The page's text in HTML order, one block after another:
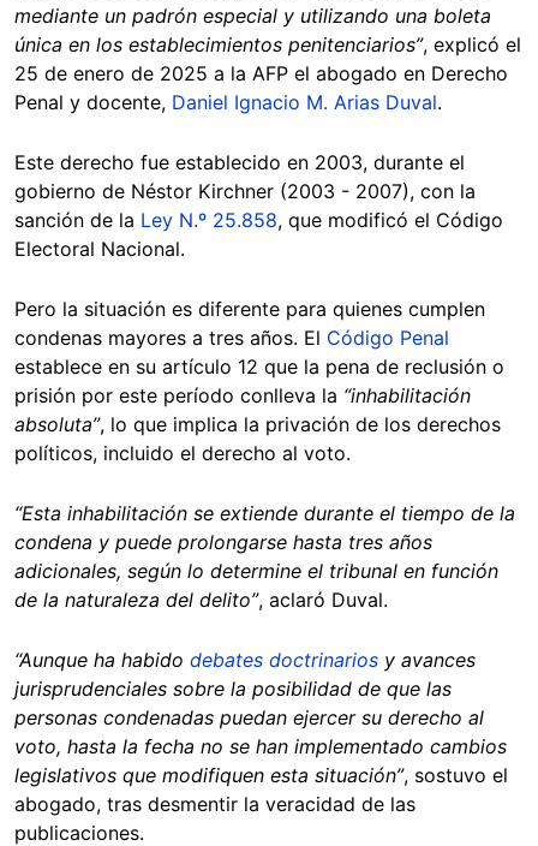
mediante un padrón especial y utilizando una boleta
única en los establecimientos penitenciarios”, explicó el
25 de enero de 2025 a la AFP el abogado en Derecho
Penal y docente, Daniel Ignacio M. Arias Duval.
Este derecho fue establecido en 2003, durante el
gobierno de Néstor Kirchner (2003 - 2007), con la
sanción de la Ley N.º 25.858, que modificó el Código
Electoral Nacional.
Pero la situación es diferente para quienes cumplen
condenas mayores a tres años. El Código Penal
establece en su artículo 12 que la pena de reclusión o
prisión por este período conlleva la “inhabilitación
absoluta”, lo que implica la privación de los derechos
políticos, incluido el derecho al voto.
“Esta inhabilitación se extiende durante el tiempo de la
condena y puede prolongarse hasta tres años
adicionales, según lo determine el tribunal en función
de la naturaleza del delito”, aclaró Duval.
“Aunque ha habido debates doctrinarios y avances
jurisprudenciales sobre la posibilidad de que las
personas condenadas puedan ejercer su derecho al
voto, hasta la fecha no se han implementado cambios
legislativos que modifiquen esta situación”, sostuvo el
abogado, tras desmentir la veracidad de las
publicaciones.